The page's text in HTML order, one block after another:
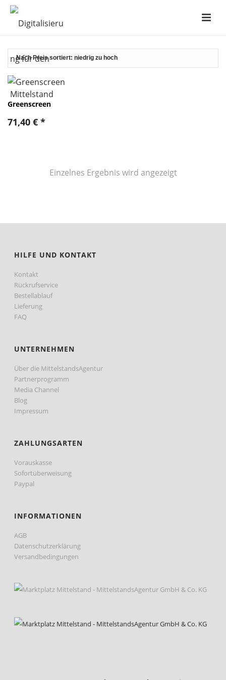
Greenscreen
71,40 € *
Einzelnes Ergebnis wird angezeigt
HILFE UND KONTAKT
Kontakt
Rückrufservice
Bestellablauf
Lieferung
FAQ
UNTERNEHMEN
Über die MittelstandsAgentur
Partnerprogramm
Media Channel
Blog
Impressum
ZAHLUNGSARTEN
Vorauskasse
Sofortüberweisung
Paypal
INFORMATIONEN
AGB
Datenschutzerklärung
Versandbedingungen